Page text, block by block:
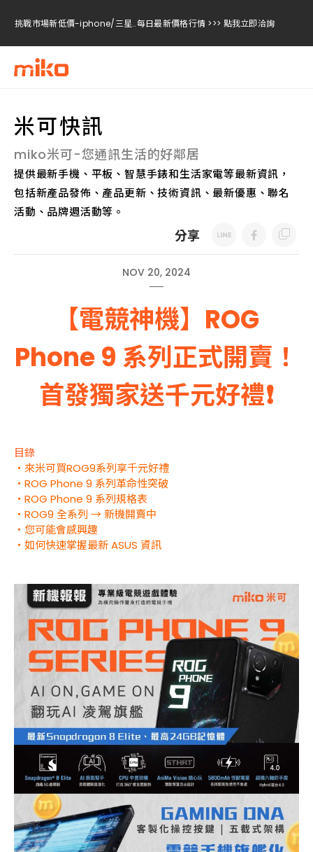
挑戰市場新低價-iphone/三星..每日最新價格行情 >>> 點我立即洽詢
挑戰市場新低價-iphone/三星..每日最新價格行情 >>> 點我立即洽詢
米可快訊
miko米可-您通訊生活的好鄰居
提供最新手機、平板、智慧手錶和生活家電等最新資訊，
包括新產品發佈、產品更新、技術資訊、最新優惠、聯名
活動、品牌週活動等。
分享
NOV 20, 2024
【電競神機】ROG
Phone 9 系列正式開賣！
首發獨家送千元好禮❗️
目錄
・來米可買ROG9系列享千元好禮
・ROG Phone 9 系列革命性突破
・ROG Phone 9 系列規格表
・ROG9 全系列 → 新機開賣中
・您可能會感興趣
・如何快速掌握最新 ASUS 資訊